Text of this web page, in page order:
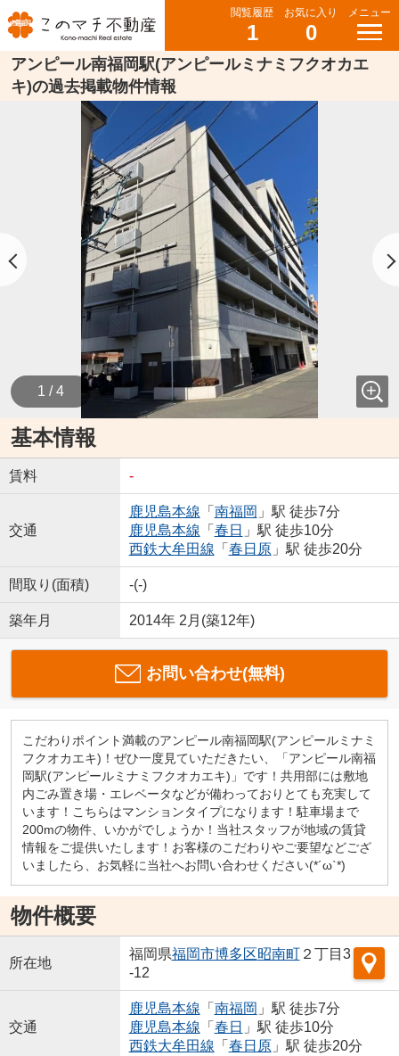
閲覧履歴
1
お気に入り
0
メニュー
アンピール南福岡駅(アンピールミナミフクオカエ
キ)の過去掲載物件情報
1 / 4
基本情報
賃料 -
交通
鹿児島本線 「 南福岡 」駅 徒歩7分
鹿児島本線 「 春日 」駅 徒歩10分
西鉄大牟田線 「 春日原」駅 徒歩20分
間取り(面積) -(-)
築年月 2014年 2月(築12年)
お問い合わせ(無料)
こだわりポイント満載のアンピール南福岡駅(アンピールミナミ
フクオカエキ)！ぜひ一度見ていただきたい、「アンピール南福
岡駅(アンピールミナミフクオカエキ)」です！共用部には敷地
内ごみ置き場・エレベータなどが備わっておりとても充実して
います！こちらはマンションタイプになります！駐車場まで
200mの物件、いかがでしょうか！当社スタッフが地域の賃貸
情報をご提供いたします！お客様のこだわりやご要望などござ
いましたら、お気軽に当社へお問い合わせください(*´ω`*)
物件概要
所在地
福岡県福岡市博多区昭南町２丁目3
-12
交通
鹿児島本線 「 南福岡 」駅 徒歩7分
鹿児島本線 「 春日 」駅 徒歩10分
西鉄大牟田線 「 春日原」駅 徒歩20分